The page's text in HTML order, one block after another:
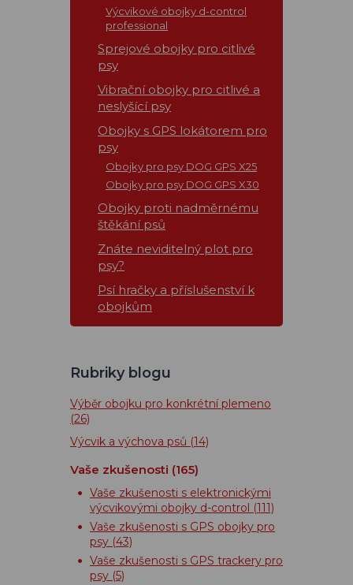
Výcvikové obojky d-control
professional
Sprejové obojky pro citlivé
psy
Vibrační obojky pro citlivé a
neslyšící psy
Obojky s GPS lokátorem pro
psy
Obojky pro psy DOG GPS X25
Obojky pro psy DOG GPS X30
Obojky proti nadměrnému
štěkání psů
Znáte neviditelný plot pro
psy?
Psí hračky a příslušenství k
obojkům
Rubriky blogu
Výběr obojku pro konkrétní plemeno
(26)
Výcvik a výchova psů (14)
Vaše zkušenosti (165)
Vaše zkušenosti s elektronickými
výcvikovými obojky d-control (111)
Vaše zkušenosti s GPS obojky pro
psy (43)
Vaše zkušenosti s GPS trackery pro
psy (5)